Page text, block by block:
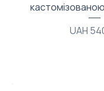
Price
UAH